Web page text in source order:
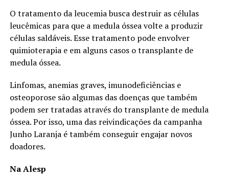
O tratamento da leucemia busca destruir as células
leucêmicas para que a medula óssea volte a produzir
células saldáveis. Esse tratamento pode envolver
quimioterapia e em alguns casos o transplante de
medula óssea.
Linfomas, anemias graves, imunodeficiências e
osteoporose são algumas das doenças que também
podem ser tratadas através do transplante de medula
óssea. Por isso, uma das reivindicações da campanha
Junho Laranja é também conseguir engajar novos
doadores.
Na Alesp